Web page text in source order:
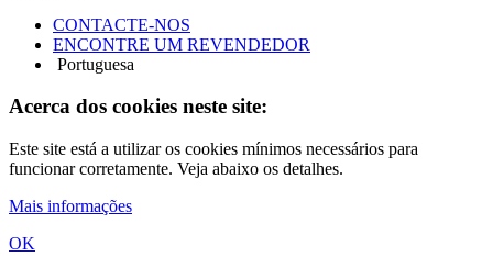
CONTACTE-NOS
ENCONTRE UM REVENDEDOR
Portuguesa
Acerca dos cookies neste site:
Este site está a utilizar os cookies mínimos necessários para
funcionar corretamente. Veja abaixo os detalhes.
Mais informações
OK